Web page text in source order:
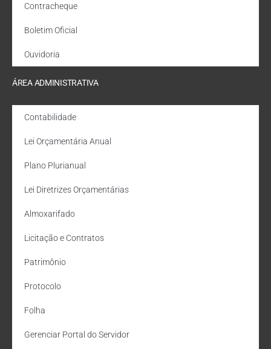
Contracheque
Boletim Oficial
Ouvidoria
ÁREA ADMINISTRATIVA
Contabilidade
Lei Orçamentária Anual
Plano Plurianual
Lei Diretrizes Orçamentárias
Almoxarifado
Licitação e Contratos
Patrimônio
Protocolo
Folha
Gerenciar Portal do Servidor